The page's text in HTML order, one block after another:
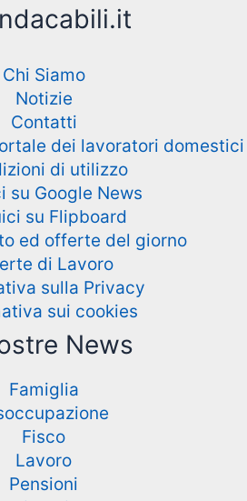
Chi Siamo
Notizie
Contatti
dei lavoratori domestici
di utilizzo
su Google News
su Flipboard
ed offerte del giorno
di Lavoro
sulla Privacy
sui cookies
News
Famiglia
Fisco
Lavoro
Pensioni